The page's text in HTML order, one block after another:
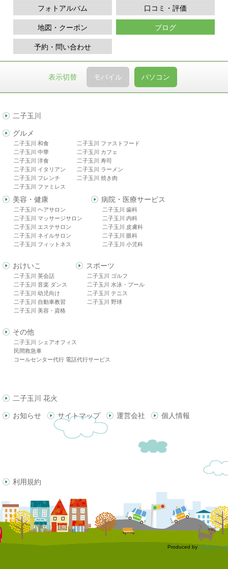
フォトアルバム 口コミ・評価
地図・クーポン ブログ
予約・問い合わせ
表示切替 モバイル パソコン
二子玉川
グルメ
二子玉川 和食
二子玉川 中華
二子玉川 洋食
二子玉川 イタリアン
二子玉川 フレンチ
二子玉川 ファミレス
二子玉川 ファストフード
二子玉川 カフェ
二子玉川 寿司
二子玉川 ラーメン
二子玉川 焼き肉
美容・健康
二子玉川 ヘアサロン
二子玉川 マッサージサロン
二子玉川 エステサロン
二子玉川 ネイルサロン
二子玉川 フィットネス
病院・医療サービス
二子玉川 歯科
二子玉川 内科
二子玉川 皮膚科
二子玉川 眼科
二子玉川 小児科
おけいこ
二子玉川 英会話
二子玉川 音楽 ダンス
二子玉川 幼児向け
二子玉川 自動車教習
二子玉川 美容・資格
スポーツ
二子玉川 ゴルフ
二子玉川 水泳・プール
二子玉川 テニス
二子玉川 野球
その他
二子玉川 シェアオフィス
民間救急車
コールセンター代行 電話代行サービス
二子玉川 花火
お知らせ サイトマップ 運営会社 個人情報
利用規約
Produced by delight.ne.jp